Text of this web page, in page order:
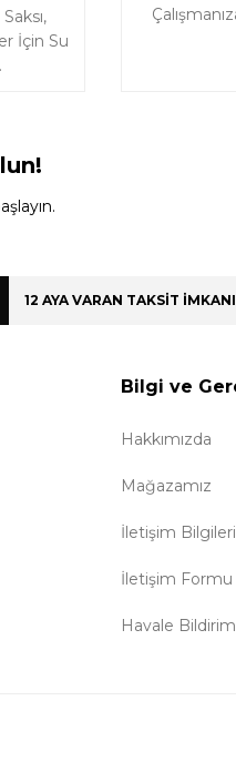
İçin Su
12 AYA VARAN TAKSİT İMKANI
Bilgi ve
Hakkımızda
Mağazamız
İletişim
İletişim Formu
Havale